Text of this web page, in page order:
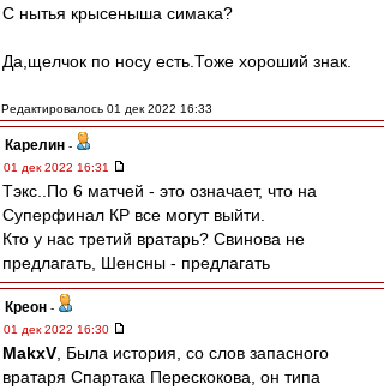
С нытья крысеныша симака?
Да,щелчок по носу есть.Тоже хороший знак.
Редактировалось 01 дек 2022 16:33
Карелин -
01 дек 2022 16:31
Тэкс..По 6 матчей - это означает, что на
Суперфинал КР все могут выйти.
Кто у нас третий вратарь? Свинова не
предлагать, Шенсны - предлагать
Креон -
01 дек 2022 16:30
MakxV , Была история, со слов запасного
вратаря Спартака Перескокова, он типа